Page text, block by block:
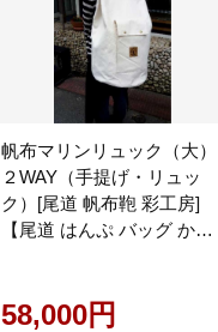
帆布マリンリュック（大）
２WAY（手提げ・リュッ
ク）[尾道 帆布鞄 彩工房]
【尾道 はんぷ バッグ かば
県 尾道市】
58,000円